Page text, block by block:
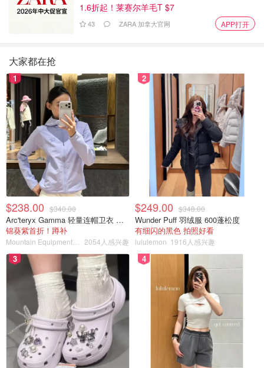
1.6折起！莱赛尔羊毛T $7
43 ZARA 加拿大官网 APP打开
大家都在抢
1
$238.00 $340.00
Arc'teryx Gamma 轻量连帽卫衣 女款
锦葵紫首折！蹲补
2054人感兴趣
2
$249.00 $348.00
Wunder Puff 羽绒服 600蓬松度
有细闪的黑色 拍照好看
lululemon 1916人感兴趣
3 4